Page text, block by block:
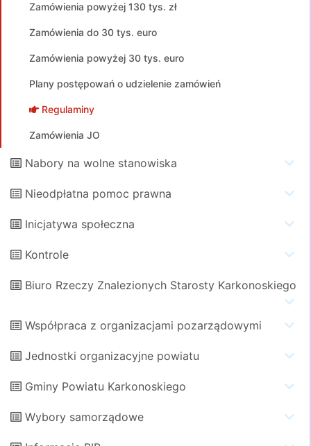
Zamówienia powyżej 130 tys. zł
Zamówienia do 30 tys. euro
Zamówienia powyżej 30 tys. euro
Plany postępowań o udzielenie zamówień
Regulaminy
Zamówienia JO
Nabory na wolne stanowiska
Nieodpłatna pomoc prawna
Inicjatywa społeczna
Kontrole
Biuro Rzeczy Znalezionych Starosty Karkonoskiego
Współpraca z organizacjami pozarządowymi
Jednostki organizacyjne powiatu
Gminy Powiatu Karkonoskiego
Wybory samorządowe